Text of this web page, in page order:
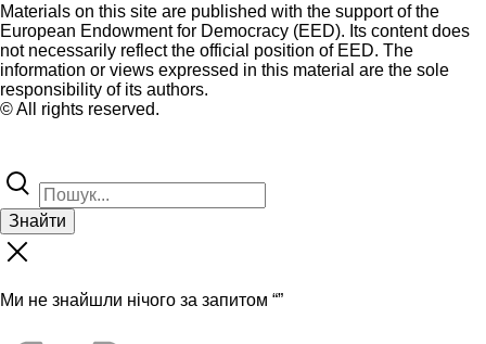
Materials on this site are published with the support of the
European Endowment for Democracy (EED). Its content does
not necessarily reflect the official position of EED. The
information or views expressed in this material are the sole
responsibility of its authors.
© All rights reserved.
Знайти
Ми не знайшли нічого за запитом “”